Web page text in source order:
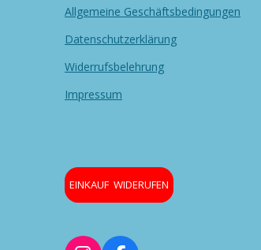
Allgemeine Geschäftsbedingungen
Datenschutzerklärung
Widerrufsbelehrung
Impressum
EINKAUF WIDERUFEN